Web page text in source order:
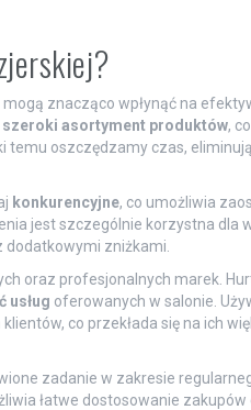
znacząco wpłynąć na
szeroki asortyment produktów,
temu oszczędzamy czas,
konkurencyjne, co umożliwia
jest szczególnie korzystna dla
dodatkowymi zniżkami.
oraz profesjonalnych marek.
usług oferowanych w salonie.
co przekłada się na ich
zadanie w zakresie
łatwe dostosowanie zakupów